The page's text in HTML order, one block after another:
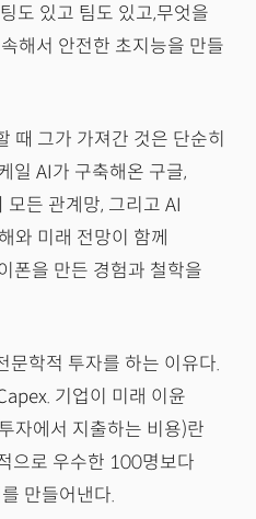
도 있고 팀도 있고,무엇을
해서 안전한 초지능을 만들
때 그가 가져간 것은 단순히
일 AI가 구축해온 구글,
든 관계망, 그리고 AI
와 미래 전망이 함께
폰을 만든 경험과 철학을
문학적 투자를 하는 이유다.
기업이 미래 이윤
자에서 지출하는 비용)란
으로 우수한 100명보다
만들어낸다.